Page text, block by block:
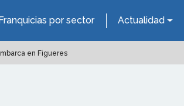
por sector Actualidad
en Figueres